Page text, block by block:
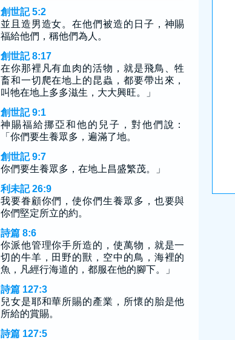
創世記 5:2
並且造男造女。在他們被造的日子，神賜
福給他們，稱他們為人。
創世記 8:17
在你那裡凡有血肉的活物，就是飛鳥、牲
畜和一切爬在地上的昆蟲，都要帶出來，
叫牠在地上多多滋生，大大興旺。」
創世記 9:1
神賜福給挪亞和他的兒子，對他們說：
「你們要生養眾多，遍滿了地。
創世記 9:7
你們要生養眾多，在地上昌盛繁茂。」
利未記 26:9
我要眷顧你們，使你們生養眾多，也要與
你們堅定所立的約。
詩篇 8:6
你派他管理你手所造的，使萬物，就是一
切的牛羊，田野的獸，空中的鳥，海裡的
魚，凡經行海道的，都服在他的腳下。」
詩篇 127:3
兒女是耶和華所賜的產業，所懷的胎是他
所給的賞賜。
詩篇 127:5